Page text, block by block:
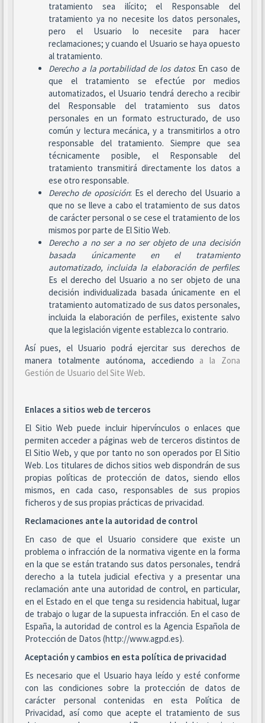
tratamiento sea ilícito; el Responsable del
tratamiento ya no necesite los datos personales,
pero el Usuario lo necesite para hacer
reclamaciones; y cuando el Usuario se haya opuesto
al tratamiento.
Derecho a la portabilidad de los datos: En caso de
que el tratamiento se efectúe por medios
automatizados, el Usuario tendrá derecho a recibir
del Responsable del tratamiento sus datos
personales en un formato estructurado, de uso
común y lectura mecánica, y a transmitirlos a otro
responsable del tratamiento. Siempre que sea
técnicamente posible, el Responsable del
tratamiento transmitirá directamente los datos a
ese otro responsable.
Derecho de oposición: Es el derecho del Usuario a
que no se lleve a cabo el tratamiento de sus datos
de carácter personal o se cese el tratamiento de los
mismos por parte de El Sitio Web.
Derecho a no ser a no ser objeto de una decisión
basada únicamente en el tratamiento
automatizado, incluida la elaboración de perfiles:
Es el derecho del Usuario a no ser objeto de una
decisión individualizada basada únicamente en el
tratamiento automatizado de sus datos personales,
incluida la elaboración de perfiles, existente salvo
que la legislación vigente establezca lo contrario.
Así pues, el Usuario podrá ejercitar sus derechos de
manera totalmente autónoma, accediendo a la Zona
Gestión de Usuario del Site Web.
Enlaces a sitios web de terceros
El Sitio Web puede incluir hipervínculos o enlaces que
permiten acceder a páginas web de terceros distintos de
El Sitio Web, y que por tanto no son operados por El Sitio
Web. Los titulares de dichos sitios web dispondrán de sus
propias políticas de protección de datos, siendo ellos
mismos, en cada caso, responsables de sus propios
ficheros y de sus propias prácticas de privacidad.
Reclamaciones ante la autoridad de control
En caso de que el Usuario considere que existe un
problema o infracción de la normativa vigente en la forma
en la que se están tratando sus datos personales, tendrá
derecho a la tutela judicial efectiva y a presentar una
reclamación ante una autoridad de control, en particular,
en el Estado en el que tenga su residencia habitual, lugar
de trabajo o lugar de la supuesta infracción. En el caso de
España, la autoridad de control es la Agencia Española de
Protección de Datos (http://www.agpd.es).
Aceptación y cambios en esta política de privacidad
Es necesario que el Usuario haya leído y esté conforme
con las condiciones sobre la protección de datos de
carácter personal contenidas en esta Política de
Privacidad, así como que acepte el tratamiento de sus